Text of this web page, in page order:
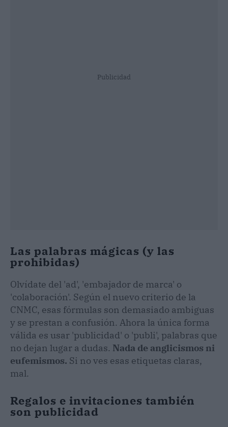
Publicidad
Las palabras mágicas (y las
prohibidas)
Olvídate del 'ad', 'embajador de marca' o
'colaboración'. Según el nuevo criterio de la
CNMC, esas fórmulas son demasiado ambiguas
y se prestan a confusión. Ahora la única forma
válida es usar 'publicidad' o 'publi', palabras que
no dejan lugar a dudas. Nada de anglicismos ni
eufemismos. Si no ves esas etiquetas claras,
mal.
Regalos e invitaciones también
son publicidad